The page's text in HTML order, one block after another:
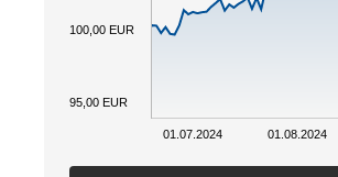
01.07.2024 01.08.2024
95,00 EUR
100,00 EUR